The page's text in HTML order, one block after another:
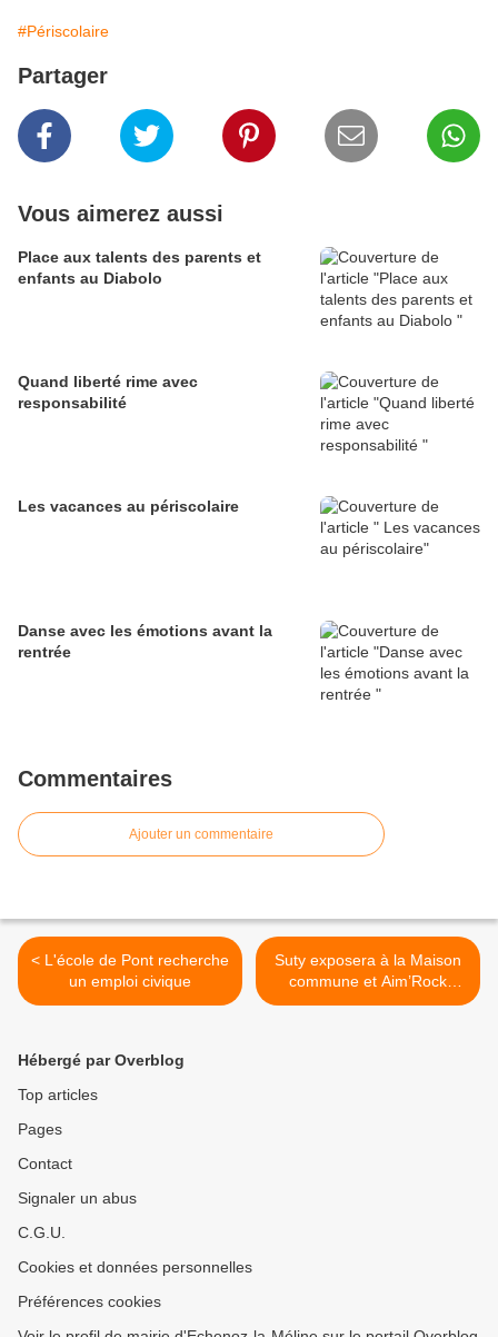
#Périscolaire
Partager
Vous aimerez aussi
Place aux talents des parents et
enfants au Diabolo
Quand liberté rime avec
responsabilité
Les vacances au périscolaire
Danse avec les émotions avant la
rentrée
Commentaires
Ajouter un commentaire
< L'école de Pont recherche
un emploi civique
Suty exposera à la Maison
commune et Aim’Rock
maintient ses deux concerts
Hébergé par Overblog
Top articles
Pages
Contact
Signaler un abus
C.G.U.
Cookies et données personnelles
Préférences cookies